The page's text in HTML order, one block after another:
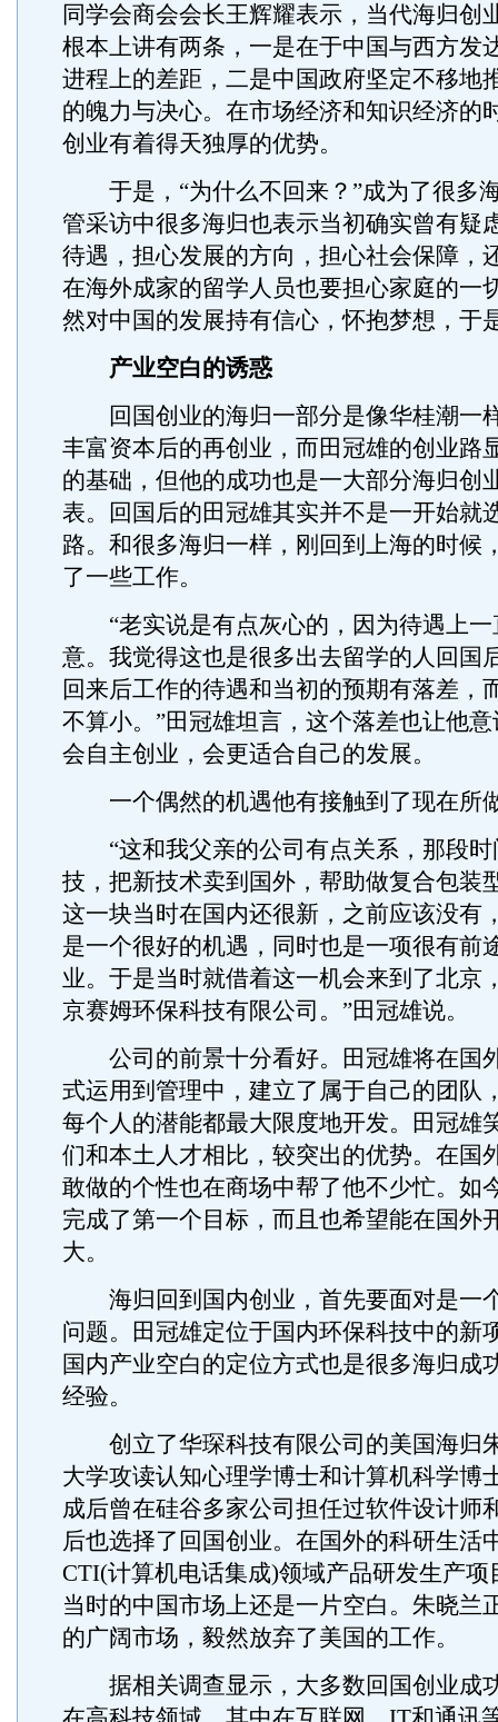
同学会商会会长王辉耀表示，当代海归创
根本上讲有两条，一是在于中国与西方发
进程上的差距，二是中国政府坚定不移地
的魄力与决心。在市场经济和知识经济的
创业有着得天独厚的优势。
于是，“为什么不回来？”成为了很多
管采访中很多海归也表示当初确实曾有疑
待遇，担心发展的方向，担心社会保障，
在海外成家的留学人员也要担心家庭的一
然对中国的发展持有信心，怀抱梦想，于
产业空白的诱惑
回国创业的海归一部分是像华桂潮一
丰富资本后的再创业，而田冠雄的创业路
的基础，但他的成功也是一大部分海归创
表。回国后的田冠雄其实并不是一开始就
路。和很多海归一样，刚回到上海的时候
了一些工作。
“老实说是有点灰心的，因为待遇上一
意。我觉得这也是很多出去留学的人回国
回来后工作的待遇和当初的预期有落差，
不算小。”田冠雄坦言，这个落差也让他
会自主创业，会更适合自己的发展。
一个偶然的机遇他有接触到了现在所
“这和我父亲的公司有点关系，那段时
技，把新技术卖到国外，帮助做复合包装
这一块当时在国内还很新，之前应该没有
是一个很好的机遇，同时也是一项很有前
业。于是当时就借着这一机会来到了北京
京赛姆环保科技有限公司。”田冠雄说。
公司的前景十分看好。田冠雄将在国
式运用到管理中，建立了属于自己的团队
每个人的潜能都最大限度地开发。田冠雄
们和本土人才相比，较突出的优势。在国
敢做的个性也在商场中帮了他不少忙。如
完成了第一个目标，而且也希望能在国外
大。
海归回到国内创业，首先要面对是一
问题。田冠雄定位于国内环保科技中的新
国内产业空白的定位方式也是很多海归成
经验。
创立了华琛科技有限公司的美国海归
大学攻读认知心理学博士和计算机科学博
成后曾在硅谷多家公司担任过软件设计师
后也选择了回国创业。在国外的科研生活
CTI(计算机电话集成)领域产品研发生产项
当时的中国市场上还是一片空白。朱晓兰
的广阔市场，毅然放弃了美国的工作。
据相关调查显示，大多数回国创业成